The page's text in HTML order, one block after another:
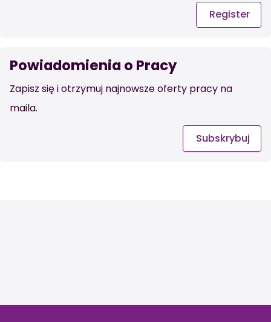
Register
Powiadomienia o Pracy
Zapisz się i otrzymuj najnowsze oferty pracy na
maila.
Subskrybuj